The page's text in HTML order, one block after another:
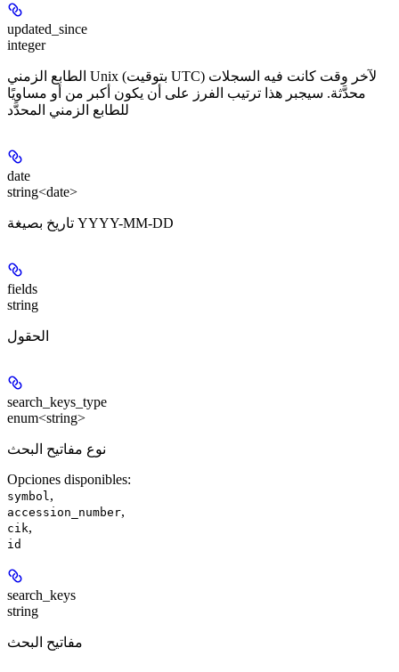
updated_since
integer
الطابع الزمني Unix (بتوقيت UTC) لآخر وقت كانت فيه السجلات
محدَّثة. سيجبر هذا ترتيب الفرز على أن يكون أكبر من أو مساويًا
للطابع الزمني المحدَّد
date
string<date>
تاريخ بصيغة YYYY-MM-DD
fields
string
الحقول
search_keys_type
enum<string>
نوع مفاتيح البحث
Opciones disponibles:
symbol,
accession_number,
cik,
id
search_keys
string
مفاتيح البحث